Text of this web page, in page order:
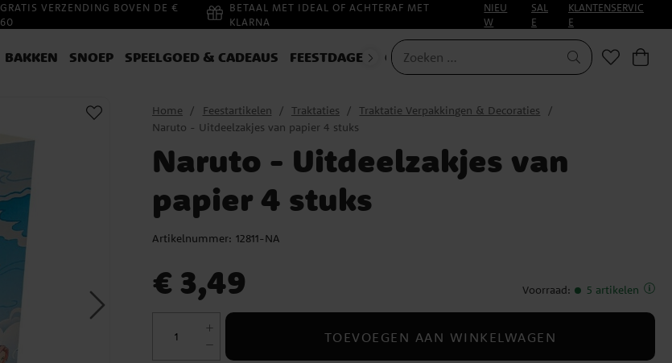
GRATIS VERZENDING BOVEN DE €
60
BETAAL MET IDEAL OF ACHTERAF MET
KLARNA
NIEU
W
SAL
E
KLANTENSERVIC
E
BAKKEN SNOEP SPEELGOED & CADEAUS FEESTDAGEN CARNAVAL
Home Feestartikelen Traktaties
Traktatie Verpakkingen & Decoraties
Naruto - Uitdeelzakjes van papier 4 stuks
Naruto - Uitdeelzakjes van
papier 4 stuks
Artikelnummer: 12811-NA
€ 3,49 Voorraad: 5 artikelen
TOEVOEGEN AAN WINKELWAGEN